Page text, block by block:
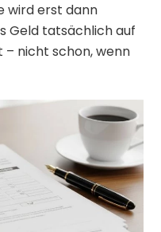
wird erst dann
Geld tatsächlich auf
– nicht schon, wenn